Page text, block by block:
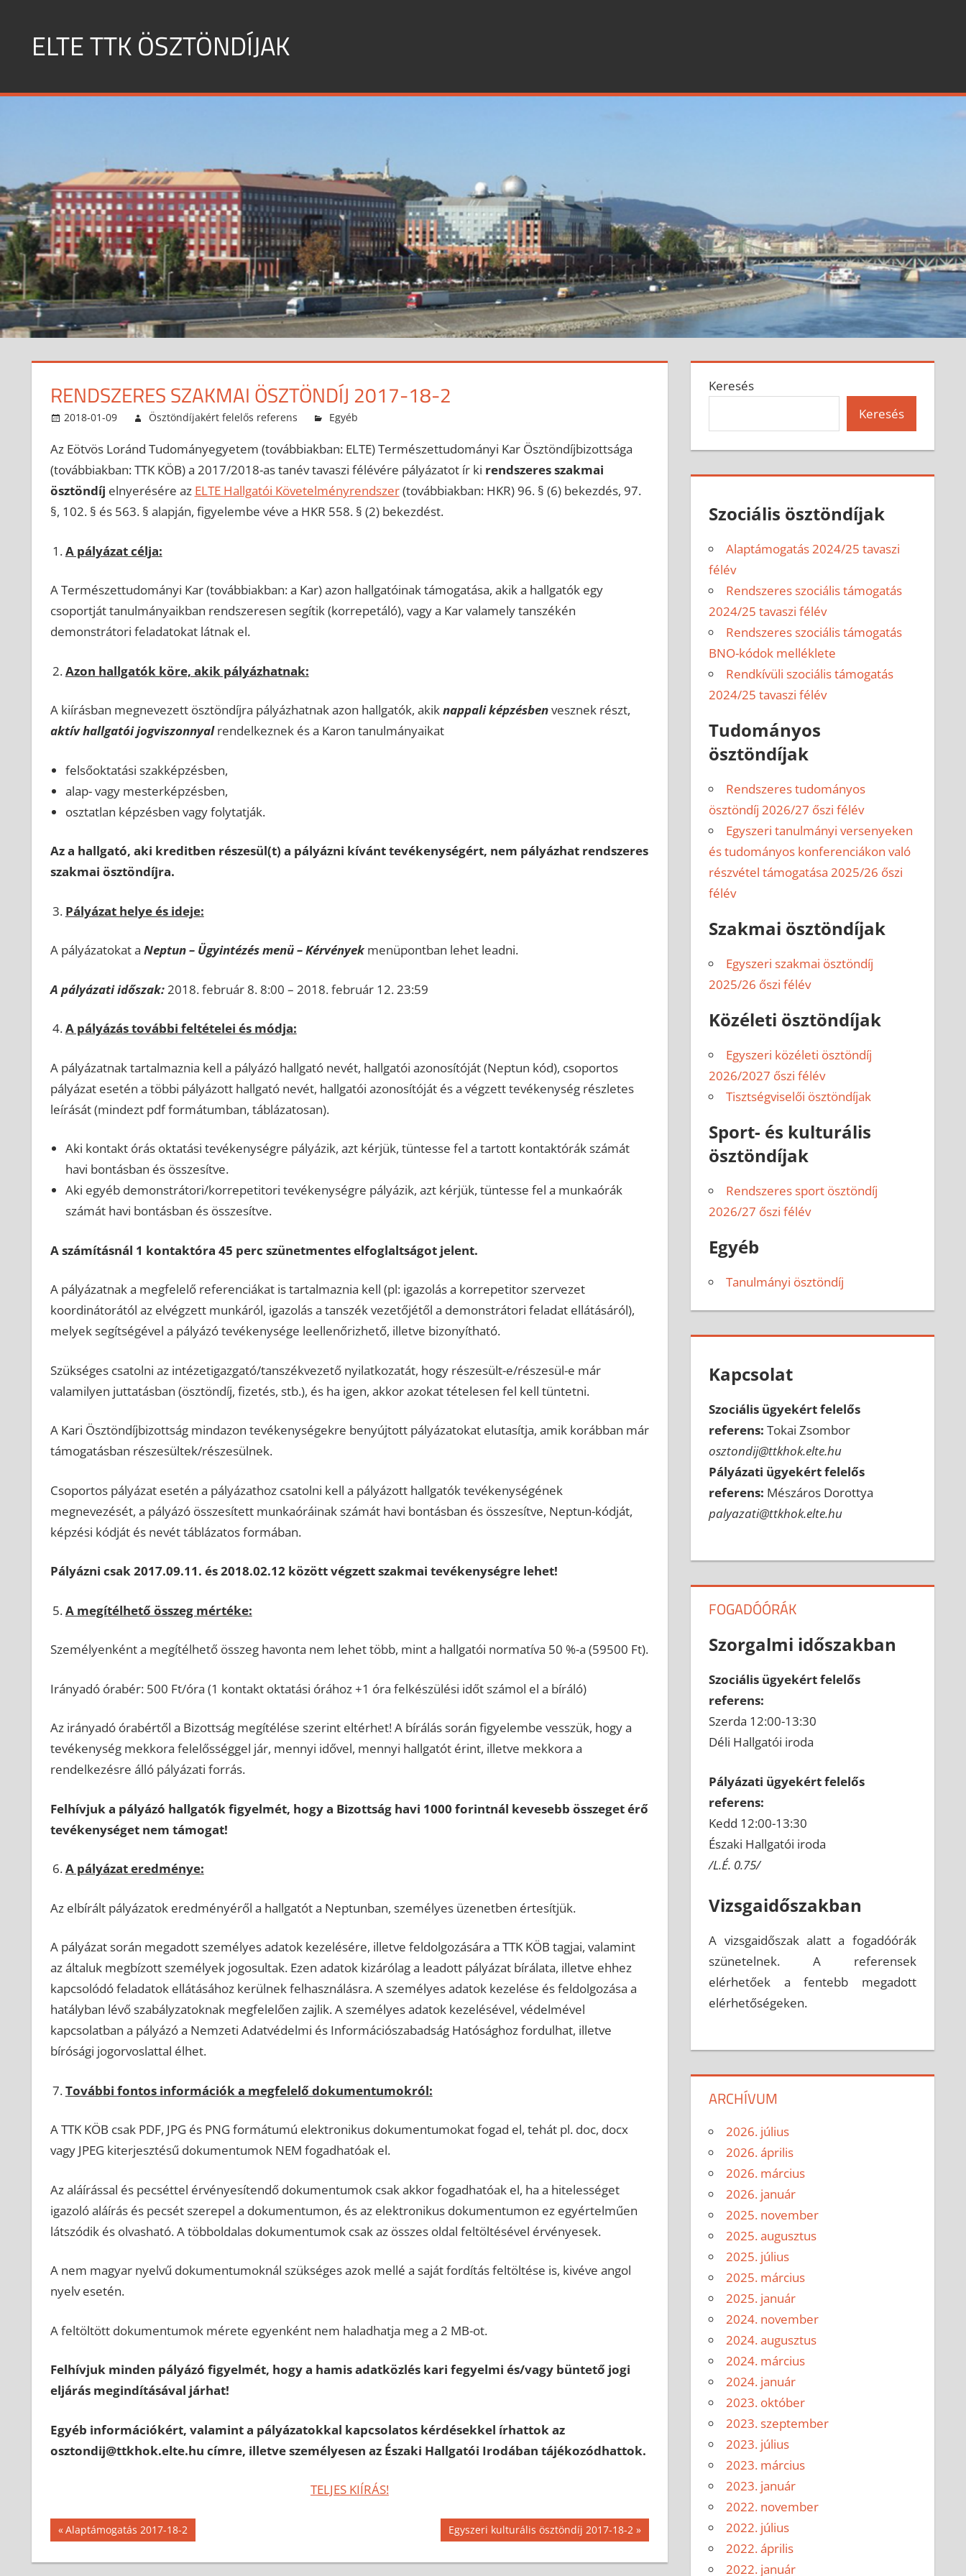
contentELTE TTK ÖSZTÖNDÍJAK
RENDSZERES SZAKMAI ÖSZTÖNDÍJ 2017-18-2
2018-01-09 Ösztöndíjakért felelős referens Egyéb
Az Eötvös Loránd Tudományegyetem (továbbiakban: ELTE) Természettudományi Kar Ösztöndíjbizottsága
(továbbiakban: TTK KÖB) a 2017/2018-as tanév tavaszi félévére pályázatot ír ki rendszeres szakmai
ösztöndíj elnyerésére az ELTE Hallgatói Követelményrendszer(továbbiakban: HKR) 96. § (6) bekezdés, 97.
§, 102. § és 563. § alapján, figyelembe véve a HKR 558. § (2) bekezdést.
A pályázat célja:
A Természettudományi Kar (továbbiakban: a Kar) azon hallgatóinak támogatása, akik a hallgatók egy
csoportját tanulmányaikban rendszeresen segítik (korrepetáló), vagy a Kar valamely tanszékén
demonstrátori feladatokat látnak el.
Azon hallgatók köre, akik pályázhatnak:
A kiírásban megnevezett ösztöndíjra pályázhatnak azon hallgatók, akiknappali képzésbenvesznek részt,
aktív hallgatói jogviszonnyalrendelkeznek és a Karon tanulmányaikat
felsőoktatási szakképzésben,
alap- vagy mesterképzésben,
osztatlan képzésben vagy folytatják.
Az a hallgató, aki kreditben részesül(t) a pályázni kívánt tevékenységért, nem pályázhat rendszeres
szakmai ösztöndíjra.
Pályázat helye és ideje:
A pályázatokat a Neptun – Ügyintézés menü – Kérvényekmenüpontban lehet leadni.
A pályázati időszak:2018. február 8. 8:00 – 2018. február 12. 23:59
A pályázás további feltételei és módja:
A pályázatnak tartalmaznia kell a pályázó hallgató nevét, hallgatói azonosítóját (Neptun kód), csoportos
pályázat esetén a többi pályázott hallgató nevét, hallgatói azonosítóját és a végzett tevékenység részletes
leírását (mindezt pdf formátumban, táblázatosan).
Aki kontakt órás oktatási tevékenységre pályázik, azt kérjük, tüntesse fel a tartott kontaktórák számát
havi bontásban és összesítve.
Aki egyéb demonstrátori/korrepetitori tevékenységre pályázik, azt kérjük, tüntesse fel a munkaórák
számát havi bontásban és összesítve.
A számításnál 1 kontaktóra 45 perc szünetmentes elfoglaltságot jelent.
A pályázatnak a megfelelő referenciákat is tartalmaznia kell (pl: igazolás a korrepetitor szervezet
koordinátorától az elvégzett munkáról, igazolás a tanszék vezetőjétől a demonstrátori feladat ellátásáról),
melyek segítségével a pályázó tevékenysége leellenőrizhető, illetve bizonyítható.
Szükséges csatolni az intézetigazgató/tanszékvezető nyilatkozatát, hogy részesült-e/részesül-e már
valamilyen juttatásban (ösztöndíj, fizetés, stb.), és ha igen, akkor azokat tételesen fel kell tüntetni.
A Kari Ösztöndíjbizottság mindazon tevékenységekre benyújtott pályázatokat elutasítja, amik korábban már
támogatásban részesültek/részesülnek.
Csoportos pályázat esetén a pályázathoz csatolni kell a pályázott hallgatók tevékenységének
megnevezését, a pályázó összesített munkaóráinak számát havi bontásban és összesítve, Neptun-kódját,
képzési kódját és nevét táblázatos formában.
Pályázni csak 2017.09.11. és 2018.02.12 között végzett szakmai tevékenységre lehet!
A megítélhető összeg mértéke:
Személyenként a megítélhető összeg havonta nem lehet több, mint a hallgatói normatíva 50 %-a (59500 Ft).
Irányadó órabér: 500 Ft/óra (1 kontakt oktatási órához +1 óra felkészülési időt számol el a bíráló)
Az irányadó órabértől a Bizottság megítélése szerint eltérhet! A bírálás során figyelembe vesszük, hogy a
tevékenység mekkora felelősséggel jár, mennyi idővel, mennyi hallgatót érint, illetve mekkora a
rendelkezésre álló pályázati forrás.
Felhívjuk a pályázó hallgatók figyelmét, hogy a Bizottság havi 1000 forintnál kevesebb összeget érő
tevékenységet nem támogat!
A pályázat eredménye:
Az elbírált pályázatok eredményéről a hallgatót a Neptunban, személyes üzenetben értesítjük.
A pályázat során megadott személyes adatok kezelésére, illetve feldolgozására a TTK KÖB tagjai, valamint
az általuk megbízott személyek jogosultak. Ezen adatok kizárólag a leadott pályázat bírálata, illetve ehhez
kapcsolódó feladatok ellátásához kerülnek felhasználásra. A személyes adatok kezelése és feldolgozása a
hatályban lévő szabályzatoknak megfelelően zajlik. A személyes adatok kezelésével, védelmével
kapcsolatban a pályázó a Nemzeti Adatvédelmi és Információszabadság Hatósághoz fordulhat, illetve
bírósági jogorvoslattal élhet.
További fontos információk a megfelelő dokumentumokról:
A TTK KÖB csak PDF, JPG és PNG formátumú elektronikus dokumentumokat fogad el, tehát pl. doc, docx
vagy JPEG kiterjesztésű dokumentumok NEM fogadhatóak el.
Az aláírással és pecséttel érvényesítendő dokumentumok csak akkor fogadhatóak el, ha a hitelességet
igazoló aláírás és pecsét szerepel a dokumentumon, és az elektronikus dokumentumon ez egyértelműen
látszódik és olvasható. A többoldalas dokumentumok csak az összes oldal feltöltésével érvényesek.
A nem magyar nyelvű dokumentumoknál szükséges azok mellé a saját fordítás feltöltése is, kivéve angol
nyelv esetén.
A feltöltött dokumentumok mérete egyenként nem haladhatja meg a 2 MB-ot.
Felhívjuk minden pályázó figyelmét, hogy a hamis adatközlés kari fegyelmi és/vagy büntető jogi
eljárás megindításával járhat!
Egyéb információkért, valamint a pályázatokkal kapcsolatos kérdésekkel írhattok az
osztondij@ttkhok.elte.hu címre, illetve személyesen az Északi Hallgatói Irodában tájékozódhattok.
TELJES KIÍRÁS!
Bejegyzés
navigáció
Previous
Post:
Alaptámogatás 2017-18-2
Next
Post:
Egyszeri kulturális ösztöndíj 2017-18-2
Keresés
Keresés
Szociális ösztöndíjak
Alaptámogatás 2024/25 tavaszi
félév
Rendszeres szociális támogatás
2024/25 tavaszi félév
Rendszeres szociális támogatás
BNO-kódok melléklete
Rendkívüli szociális támogatás
2024/25 tavaszi félév
Tudományos
ösztöndíjak
Rendszeres tudományos
ösztöndíj 2026/27 őszi félév
Egyszeri tanulmányi versenyeken
és tudományos konferenciákon való
részvétel támogatása 2025/26 őszi
félév
Szakmai ösztöndíjak
Egyszeri szakmai ösztöndíj
2025/26 őszi félév
Közéleti ösztöndíjak
Egyszeri közéleti ösztöndíj
2026/2027 őszi félév
Tisztségviselői ösztöndíjak
Sport- és kulturális
ösztöndíjak
Rendszeres sport ösztöndíj
2026/27 őszi félév
Egyéb
Tanulmányi ösztöndíj
Kapcsolat
Szociális ügyekért felelős
referens: Tokai Zsombor
osztondij@ttkhok.elte.hu
Pályázati ügyekért felelős
referens: Mészáros Dorottya
palyazati@ttkhok.elte.hu
FOGADÓÓRÁK
Szorgalmi időszakban
Szociális ügyekért felelős
referens:
Szerda 12:00-13:30
Déli Hallgatói iroda
Pályázati ügyekért felelős
referens:
Kedd 12:00-13:30
Északi Hallgatói iroda
/L.É. 0.75/
Vizsgaidőszakban
A vizsgaidőszak alatt a fogadóórák
szünetelnek. A referensek
elérhetőek a fentebb megadott
elérhetőségeken.
ARCHÍVUM
2026. július
2026. április
2026. március
2026. január
2025. november
2025. augusztus
2025. július
2025. március
2025. január
2024. november
2024. augusztus
2024. március
2024. január
2023. október
2023. szeptember
2023. július
2023. március
2023. január
2022. november
2022. július
2022. április
2022. január